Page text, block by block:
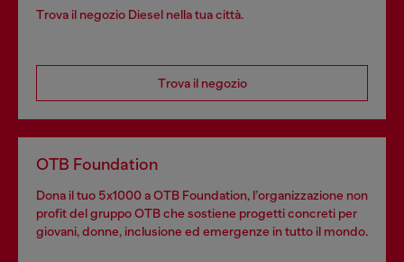
Trova il negozio Diesel nella tua città.
Trova il negozio
OTB Foundation
Dona il tuo 5x1000 a OTB Foundation, l’organizzazione non
profit del gruppo OTB che sostiene progetti concreti per
giovani, donne, inclusione ed emergenze in tutto il mondo.